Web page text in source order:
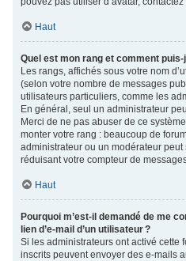
Haut
Quel est mon rang et comment
Les rangs, affichés sous votre nom
(selon votre nombre de messages
utilisateurs particuliers, comme les
En général, seul un administrateur
Merci de ne pas abuser de ce
monter votre rang : beaucoup de
administrateur ou un modérateur
réduisant votre compteur de
Haut
Pourquoi m’est-il demandé de me
lien d’e-mail d’un utilisateur ?
Si les administrateurs ont activé cette
inscrits peuvent envoyer des e-mails